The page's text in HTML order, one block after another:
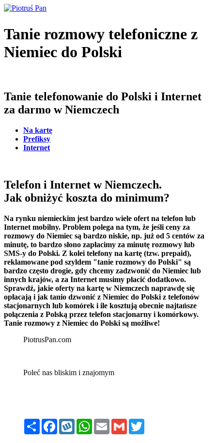
Tanie rozmowy telefoniczne z
Niemiec do Polski
Tanie telefonowanie do Polski i Internet
za darmo w Niemczech
Na kartę
Prefiksy
Internet
Telefon i Internet w Niemczech.
Jak obniżyć koszta do minimum?
Na rynku niemieckim jest bardzo wiele ofert na telefon lub
Internet mobilny. Problem polega na tym, że jeśli ceny za
rozmowy do Niemiec są bardzo niskie, np. już od 5 centów za
minutę, to bardzo słono zapłacimy za minutę rozmowy lub
SMS-y do Polski. Z kolei telefony na kartę (tzw. prepaid),
reklamowane pod szyldem "tanie rozmowy do Polski" są
bardzo często drogie, gdy chcemy zadzwonić do Niemiec lub
innych krajów, a za Internet musimy płacić dodatkowo.
Sprawdź, jakie oferty na kartę w Niemczech naprawdę się
opłacają i jak tanio dzwonić z Niemiec do Polski z telefonów
stacjonarnych lub komórek i ile kosztują obecnie najtańsze
połączenia z Polską przez telefon stacjonarny i komórkowy.
Tanie rozmowy z Niemiec do Polski są możliwe!
PiotrusPan.com
Poleć nas bliskim i znajomym
Share FacebookWykopWhatsApp
Email Gmail